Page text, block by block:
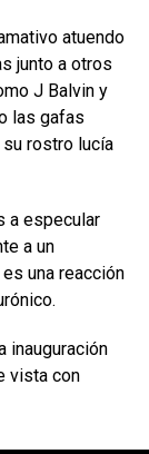
atuendo
junto a otros
J Balvin y
las gafas
rostro lucía
a especular
a un
una reacción
inauguración
vista con